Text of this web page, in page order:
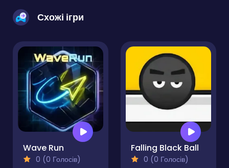
Схожі ігри
Wave Run
0 (0 Голосів)
Falling Black Ball
0 (0 Голосів)